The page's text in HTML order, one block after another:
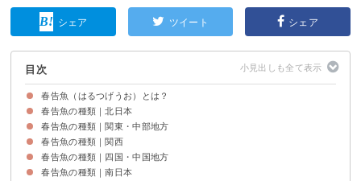
シェア ツイート シェア
目次
春告魚（はるつげうお）とは？
春告魚は「春の訪れを告げる魚たち」を指す
春告魚は地域別に様々な種類がいる
春告魚の種類｜北日本
①ニシン
②サクラマス
③イサダ
春告魚の種類｜関東・中部地方
④メバル
⑤サヨリ
⑥ハマトビウオ
春告魚の種類｜関西
⑦サワラ
⑧イカナゴ
春告魚の種類｜四国・中国地方
⑨カツオ
春告魚の種類｜南日本